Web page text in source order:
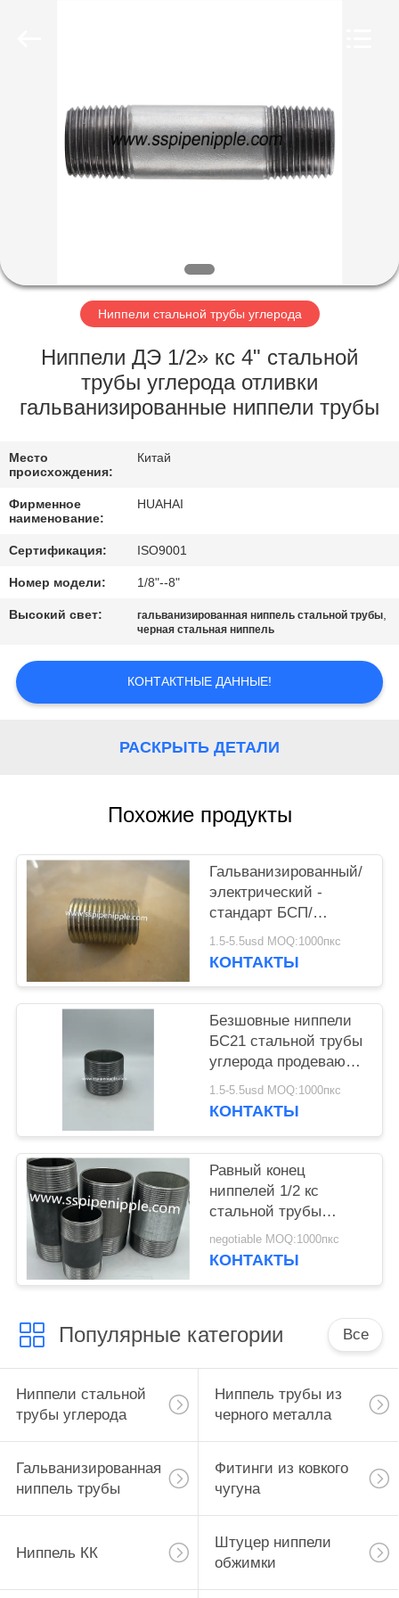
ПРОДУКТЫ
ПУТЕШЕСТВИЕ
ФАБРИКИ
ПРОВЕРКА
КАЧЕСТВА
СВЯЖИТЕСЬ
МЫ
СПРОСИТЕ
ЦИТАТУ
САЙТА
Ниппели стальной трубы углерода
Ниппели ДЭ 1/2» кс 4" стальной
трубы углерода отливки
гальванизированные ниппели трубы
Место
происхождения:
Китай
Фирменное
наименование:
HUAHAI
Сертификация: ISO9001
Номер модели: 1/8"--8"
Высокий свет: гальванизированная ниппель стальной трубы,
черная стальная ниппель
КОНТАКТНЫЕ ДАННЫЕ!
РАСКРЫТЬ ДЕТАЛИ
Похожие продукты
Гальванизированный/
электрический -
стандарт БСП/
ДИН2999 ниппелей
трубы Гальв идущий
1.5-5.5usd MOQ:1000пкс
КОНТАКТЫ
Безшовные ниппели
БС21 стальной трубы
углерода продевают
нитку 1/8" - 6"
диаметр
1.5-5.5usd MOQ:1000пкс
КОНТАКТЫ
Равный конец
ниппелей 1/2 кс
стальной трубы
углерода черноты
формы для паять
negotiable MOQ:1000пкс
КОНТАКТЫ
Популярные категории Все
Ниппели стальной
трубы углерода
Ниппель трубы из
черного металла
Гальванизированная
ниппель трубы
Фитинги из ковкого
чугуна
Ниппель КК
Штуцер ниппели
обжимки